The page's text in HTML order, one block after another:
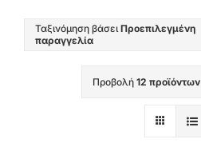
Ταξινόμηση βάσειΠροεπιλεγμένη
παραγγελία
Προβολή 12 προϊόντων